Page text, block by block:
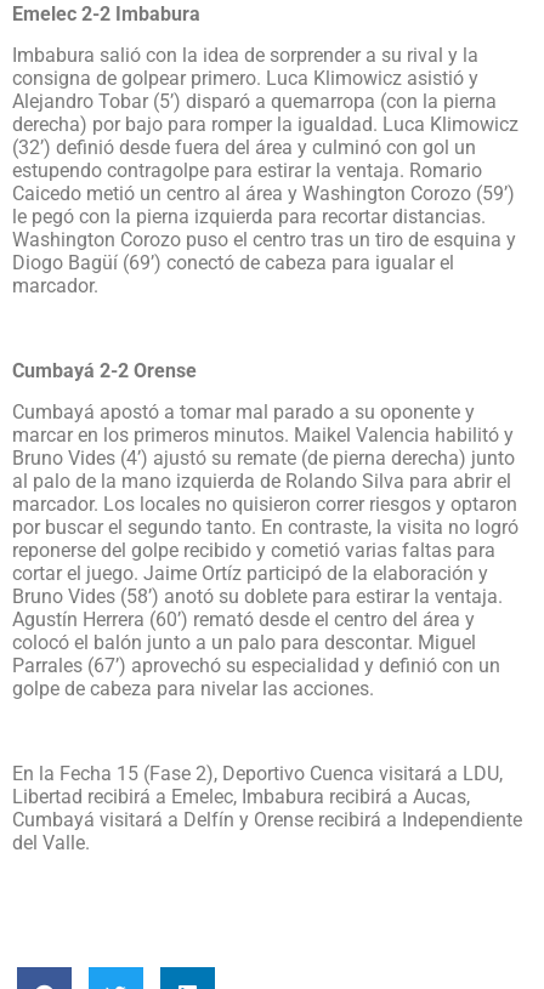
Emelec 2-2 Imbabura
Imbabura salió con la idea de sorprender a su rival y la
consigna de golpear primero. Luca Klimowicz asistió y
Alejandro Tobar (5’) disparó a quemarropa (con la pierna
derecha) por bajo para romper la igualdad. Luca Klimowicz
(32’) definió desde fuera del área y culminó con gol un
estupendo contragolpe para estirar la ventaja. Romario
Caicedo metió un centro al área y Washington Corozo (59’)
le pegó con la pierna izquierda para recortar distancias.
Washington Corozo puso el centro tras un tiro de esquina y
Diogo Bagüí (69’) conectó de cabeza para igualar el
marcador.
Cumbayá 2-2 Orense
Cumbayá apostó a tomar mal parado a su oponente y
marcar en los primeros minutos. Maikel Valencia habilitó y
Bruno Vides (4’) ajustó su remate (de pierna derecha) junto
al palo de la mano izquierda de Rolando Silva para abrir el
marcador. Los locales no quisieron correr riesgos y optaron
por buscar el segundo tanto. En contraste, la visita no logró
reponerse del golpe recibido y cometió varias faltas para
cortar el juego. Jaime Ortíz participó de la elaboración y
Bruno Vides (58’) anotó su doblete para estirar la ventaja.
Agustín Herrera (60’) remató desde el centro del área y
colocó el balón junto a un palo para descontar. Miguel
Parrales (67’) aprovechó su especialidad y definió con un
golpe de cabeza para nivelar las acciones.
En la Fecha 15 (Fase 2), Deportivo Cuenca visitará a LDU,
Libertad recibirá a Emelec, Imbabura recibirá a Aucas,
Cumbayá visitará a Delfín y Orense recibirá a Independiente
del Valle.